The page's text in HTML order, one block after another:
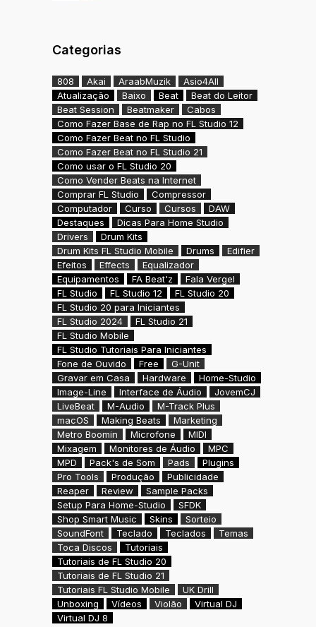
Categorias
808 Akai AraabMuzik
Asio4All
Atualização
Baixo Beat
Beat do Leitor
Beat Session
Beatmaker
Cabos
Como Fazer Base de Rap no FL Studio 12
Como Fazer Beat no FL Studio
Como Fazer Beat no FL Studio 21
Como usar o FL Studio 20
Como Vender Beats na Internet
Comprar FL Studio
Compressor
Computador
Curso Cursos
DAW
Destaques
Dicas Para Home Studio
Drivers
Drum Kits
Drum Kits FL Studio Mobile
Drums
Edifier
Efeitos
Effects
Equalizador
Equipamentos
FA Beat'z
Fala Vergel
FL Studio
FL Studio 12
FL Studio 20
FL Studio 20 para Iniciantes
FL Studio 2024
FL Studio 21
FL Studio Mobile
FL Studio Tutoriais Para Iniciantes
Fone de Ouvido
Free
G-Unit
Gravar em Casa
Hardware
Home-Studio
Image-Line
Interface de Áudio
JovemCJ
LiveBeat
M-Audio
M-Track Plus
macOS
Making Beats
Marketing
Metro Boomin
Microfone
MIDI
Mixagem
Monitores de Áudio
MPC
MPD
Pack's de Som Pads
Plugins
Pro Tools
Produção
Publicidade
Reaper
Review
Sample Packs
Setup Para Home-Studio
SFDK
Shop Smart Music
Skins
Sorteio
SoundFont
Teclado Teclados
Temas
Toca Discos
Tutoriais
Tutoriais de FL Studio 20
Tutoriais de FL Studio 21
Tutoriais FL Studio Mobile
UK Drill
Unboxing
Vídeos Violão
Virtual DJ
Virtual DJ 8